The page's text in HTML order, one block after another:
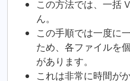
この方法では、一括
ん。
この手順では一度に
ため、各ファイルを
があります。
これは非常に時間が